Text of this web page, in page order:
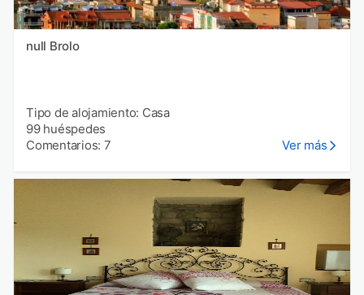
null Brolo
Tipo de alojamiento: Casa
99 huéspedes
Comentarios: 7
Ver más